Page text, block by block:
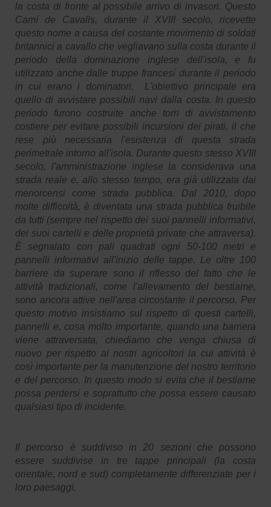
la costa di fronte al possibile arrivo di invasori. Questo
Camí de Cavalls, durante il XVIII secolo, ricevette
questo nome a causa del costante movimento di soldati
britannici a cavallo che vegliavano sulla costa durante il
periodo della dominazione inglese dell'isola, e fu
utilizzato anche dalle truppe francesi durante il periodo
in cui erano i dominatori. L'obiettivo principale era
quello di avvistare possibili navi dalla costa. In questo
periodo furono costruite anche torri di avvistamento
costiere per evitare possibili incursioni dei pirati, il che
rese più necessaria l'esistenza di questa strada
perimetrale intorno all'isola. Durante questo stesso XVIII
secolo, l'amministrazione inglese la considerava una
strada reale e, allo stesso tempo, era già utilizzata dai
menorcensi come strada pubblica. Dal 2010, dopo
molte difficoltà, è diventata una strada pubblica fruibile
da tutti (sempre nel rispetto dei suoi pannelli informativi,
dei suoi cartelli e delle proprietà private che attraversa).
È segnalato con pali quadrati ogni 50-100 metri e
pannelli informativi all'inizio delle tappe. Le oltre 100
barriere da superare sono il riflesso del fatto che le
attività tradizionali, come l'allevamento del bestiame,
sono ancora attive nell'area circostante il percorso. Per
questo motivo insistiamo sul rispetto di questi cartelli,
pannelli e, cosa molto importante, quando una barriera
viene attraversata, chiediamo che venga chiusa di
nuovo per rispetto ai nostri agricoltori la cui attività è
così importante per la manutenzione del nostro territorio
e del percorso. In questo modo si evita che il bestiame
possa perdersi e soprattutto che possa essere causato
qualsiasi tipo di incidente.
Il percorso è suddiviso in 20 sezioni che possono
essere suddivise in tre tappe principali (la costa
orientale, nord e sud) completamente differenziate per i
loro paesaggi.